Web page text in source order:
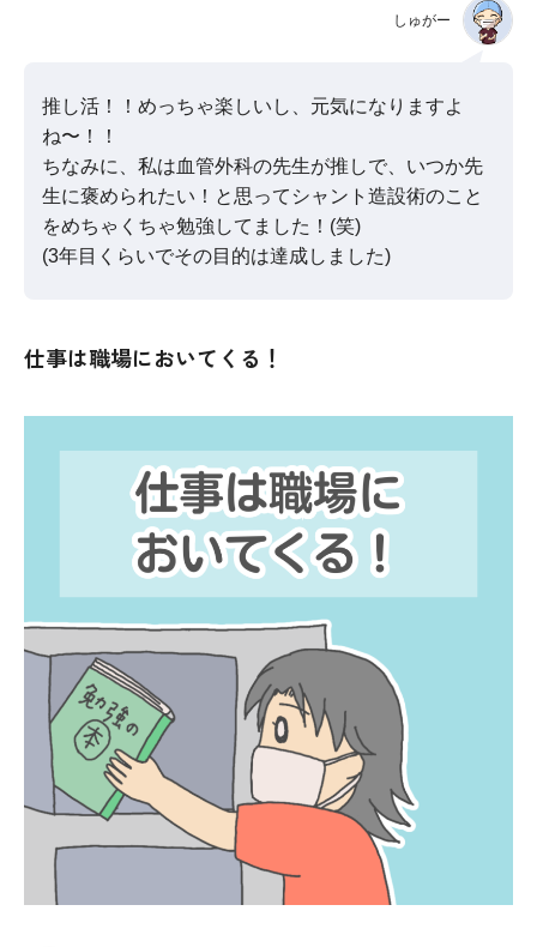
しゅがー
推し活！！めっちゃ楽しいし、元気になりますよ
ね〜！！
ちなみに、私は血管外科の先生が推しで、いつか先
生に褒められたい！と思ってシャント造設術のこと
をめちゃくちゃ勉強してました！(笑)
(3年目くらいでその目的は達成しました)
仕事は職場においてくる！